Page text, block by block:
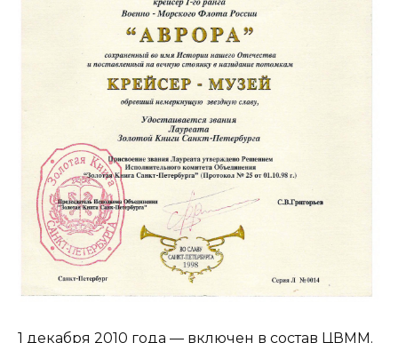
1 декабря 2010 года — включен в состав ЦВММ.